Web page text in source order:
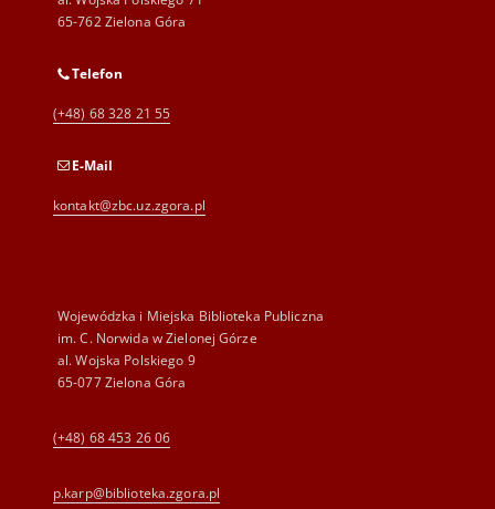
65-762 Zielona Góra
Telefon
(+48) 68 328 21 55
E-Mail
kontakt@zbc.uz.zgora.pl
Wojewódzka i Miejska Biblioteka Publiczna
im. C. Norwida w Zielonej Górze
al. Wojska Polskiego 9
65-077 Zielona Góra
(+48) 68 453 26 06
p.karp@biblioteka.zgora.pl